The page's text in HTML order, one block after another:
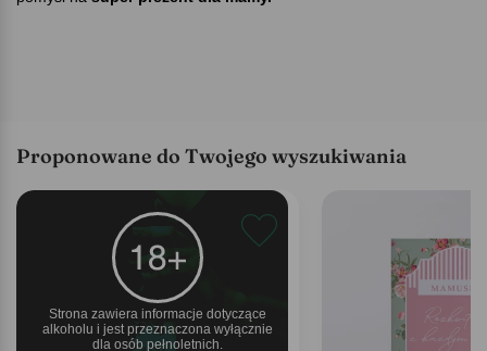
Proponowane do Twojego wyszukiwania
Strona zawiera informacje dotyczące
alkoholu i jest przeznaczona wyłącznie
dla osób pełnoletnich.